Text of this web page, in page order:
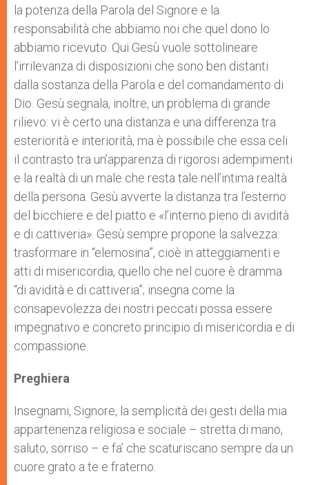
la potenza della Parola del Signore e la
responsabilità che abbiamo noi che quel dono lo
abbiamo ricevuto. Qui Gesù vuole sottolineare
l’irrilevanza di disposizioni che sono ben distanti
dalla sostanza della Parola e del comandamento di
Dio. Gesù segnala, inoltre, un problema di grande
rilievo: vi è certo una distanza e una differenza tra
esteriorità e interiorità, ma è possibile che essa celi
il contrasto tra un’apparenza di rigorosi adempimenti
e la realtà di un male che resta tale nell’intima realtà
della persona. Gesù avverte la distanza tra l’esterno
del bicchiere e del piatto e «l’interno pieno di avidità
e di cattiveria». Gesù sempre propone la salvezza:
trasformare in “elemosina”, cioè in atteggiamenti e
atti di misericordia, quello che nel cuore è dramma
“di avidità e di cattiveria”; insegna come la
consapevolezza dei nostri peccati possa essere
impegnativo e concreto principio di misericordia e di
compassione.
Preghiera
Insegnami, Signore, la semplicità dei gesti della mia
appartenenza religiosa e sociale – stretta di mano,
saluto, sorriso – e fa’ che scaturiscano sempre da un
cuore grato a te e fraterno.